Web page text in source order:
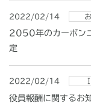
2022/02/14
2050年のカーボン
定
2022/02/14
役員報酬に関する